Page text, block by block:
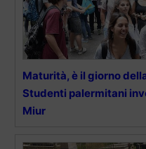
Maturità, è il giorno
Studenti palermitani
Miur